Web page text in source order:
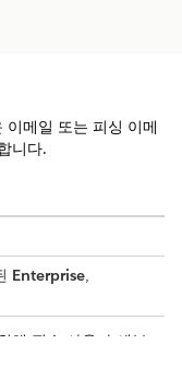
이메일 또는 피싱 이메
니다.
Enterprise,
해 필수 사용자 세부